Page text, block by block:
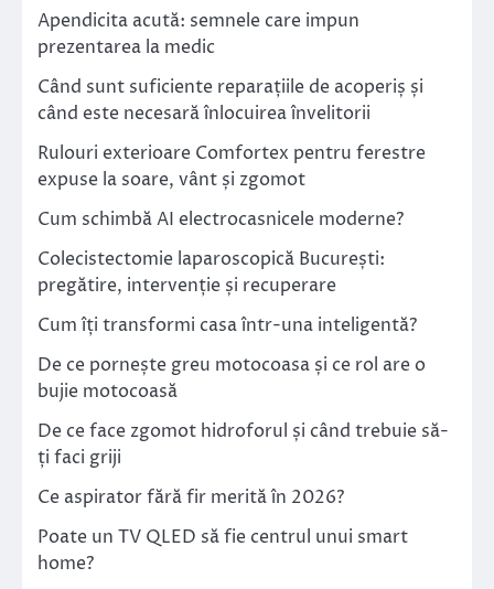
Apendicita acută: semnele care impun
prezentarea la medic
Când sunt suficiente reparațiile de acoperiș și
când este necesară înlocuirea învelitorii
Rulouri exterioare Comfortex pentru ferestre
expuse la soare, vânt și zgomot
Cum schimbă AI electrocasnicele moderne?
Colecistectomie laparoscopică București:
pregătire, intervenție și recuperare
Cum îți transformi casa într-una inteligentă?
De ce pornește greu motocoasa și ce rol are o
bujie motocoasă
De ce face zgomot hidroforul și când trebuie să-
ți faci griji
Ce aspirator fără fir merită în 2026?
Poate un TV QLED să fie centrul unui smart
home?